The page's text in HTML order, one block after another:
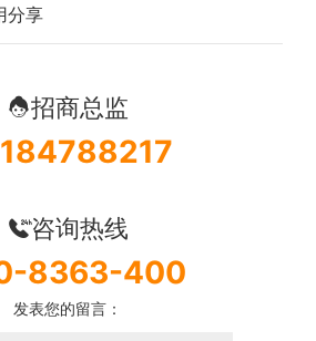
分享
招商总监
咨询热线
8363-400
发表您的留言：